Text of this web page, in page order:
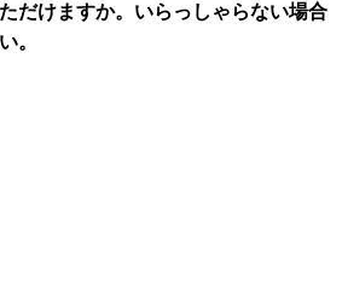
だけますか。いらっしゃらない場合
。